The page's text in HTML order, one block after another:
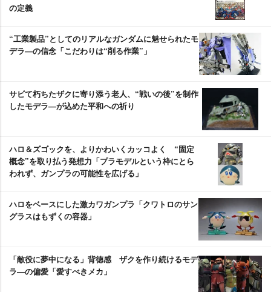
の定義
“工業製品”としてのリアルなガンダムに魅せられたモ
デラ―の信念「こだわりは“削る作業”」
サビて朽ちたザクに寄り添う老人、“戦いの後”を制作
したモデラ―が込めた平和への祈り
ハロ＆ズゴックを、よりかわいくカッコよく “固定
概念”を取り払う発想力「プラモデルという枠にとら
われず、ガンプラの可能性を広げる」
ハロをベースにした激カワガンプラ「クワトロのサン
グラスはもずくの容器」
「敵役に夢中になる」背徳感 ザクを作り続けるモデ
ラ―の偏愛「愛すべきメカ」